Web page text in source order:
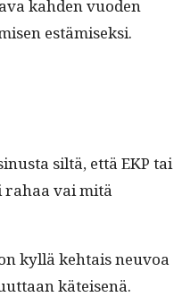
kah­den vuo­den
estämiseksi.
siltä, että EKP tai
rahaa vai mitä
kyl­lä kehtais neu­voa
käteisenä.